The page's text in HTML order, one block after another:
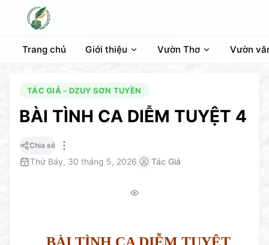
Trang chủ Giới thiệu Vườn Thơ Vườn
TÁC GIẢ - DZUY SƠN TUYỀN
BÀI TÌNH CA DIỄM TUYỆT 4
Chia sẻ
Thứ Bảy, 30 tháng 5, 2026 Tác Giả